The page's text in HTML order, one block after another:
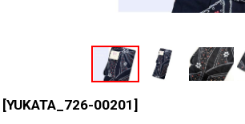
[YUKATA_726-00201]